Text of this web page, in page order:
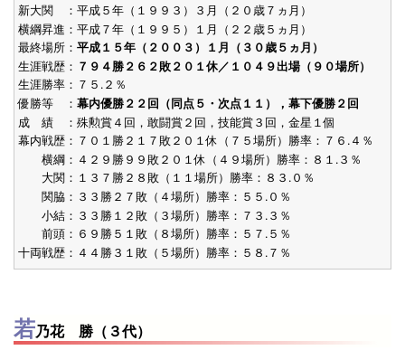
新大関 ：平成５年（１９９３）３月（２０歳７ヵ月）
横綱昇進：平成７年（１９９５）１月（２２歳５ヵ月）
最終場所：平成１５年（２００３）１月（３０歳５ヵ月）
生涯戦歴： ７９４勝２６２敗２０１休／１０４９出場（９０場所）
生涯勝率：７５.２％
優勝等 ：幕内優勝２２回（同点５・次点１１），幕下優勝２回
成 績 ：殊勲賞４回，敢闘賞２回，技能賞３回，金星１個
幕内戦歴：７０１勝２１７敗２０１休（７５場所）勝率：７６.４％
横綱：４２９勝９９敗２０１休（４９場所）勝率：８１.３％
大関：１３７勝２８敗（１１場所）勝率：８３.０％
関脇：３３勝２７敗（４場所）勝率：５５.０％
小結：３３勝１２敗（３場所）勝率：７３.３％
前頭：６９勝５１敗（８場所）勝率：５７.５％
十両戦歴：４４勝３１敗（５場所）勝率：５８.７％
若乃花 勝（３代）